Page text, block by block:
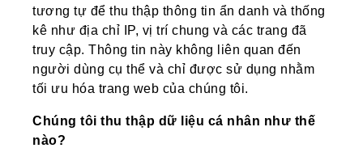
tương tự để thu thập thông tin ẩn danh và thống
kê như địa chỉ IP, vị trí chung và các trang đã
truy cập. Thông tin này không liên quan đến
người dùng cụ thể và chỉ được sử dụng nhằm
tối ưu hóa trang web của chúng tôi.
Chúng tôi thu thập dữ liệu cá nhân như thế
nào?